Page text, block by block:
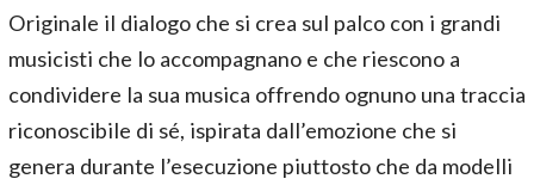
Originale il dialogo che si crea sul palco con i grandi
musicisti che lo accompagnano e che riescono a
condividere la sua musica offrendo ognuno una traccia
riconoscibile di sé, ispirata dall’emozione che si
genera durante l’esecuzione piuttosto che da modelli